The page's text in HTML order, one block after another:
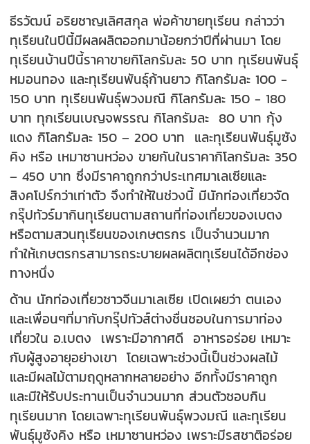
ธีรวัฒน์ อริยชาญเลิศสกุล พ่อค้าขายทุเรียน กล่าวว่า
ทุเรียนในปีนี้มีผลผลิตออกมาน้อยกว่าปีที่ผ่านมา โดย
ทุเรียนบ้านปีนี้ราคาขายกิโลกรัมละ 50 บาท ทุเรียนพันธุ์
หมอนทอง และทุเรียนพันธุ์ก้านยาว กิโลกรัมละ 100 -
150 บาท ทุเรียนพันธุ์พวงมณี กิโลกรัมละ 150 - 180
บาท ทุกเรียนเบญจพรรณ กิโลกรัมละ 80 บาท กุ้ง
แดง กิโลกรัมละ 150 – 200 บาท และทุเรียนพันธุ์มูซัง
คิง หรือ เหมาซานหว่อง ขายกันในราคากิโลกรัมละ 350
– 450 บาท ซึ่งมีราคาถูกกว่าประเทศมาเลเซียและ
สิงคโปร์กว่าเท่าตัว จึงทำให้ในช่วงนี้ มีนักท่องเที่ยวจัด
กรุ๊ปทัวร์มากินทุเรียนตามสถานที่ท่องเที่ยวของเบตง
หรือตามสวนทุเรียนของเกษตรกร เป็นจำนวนมาก
ทำให้เกษตรกรสามารถระบายผลผลิตทุเรียนได้อีกช่อง
ทางหนึ่ง
ด้าน นักท่องเที่ยวชาวจีนมาเลเซีย เปิดเผยว่า ตนเอง
และเพื่อนๆที่มากับกรุ๊ปทัวส์ต่างชื่นชอบในการมาท่อง
เที่ยวใน อ.เบตง เพราะมีอากาศดี อาหารอร่อย เหมาะ
กับผู้สูงอายุอย่างเขา โดยเฉพาะช่วงนี้เป็นช่วงผลไม้
และมีผลไม้ตามฤดูหลากหลายอย่าง อีกทั้งมีราคาถูก
และมีให้รับประทานเป็นจำนวนมาก ส่วนตัวชอบกิน
ทุเรียนมาก โดยเฉพาะทุเรียนพันธุ์พวงมณี และทุเรียน
พันธุ์มูซังคิง หรือ เหมาซานหว่อง เพราะมีรสชาติอร่อย